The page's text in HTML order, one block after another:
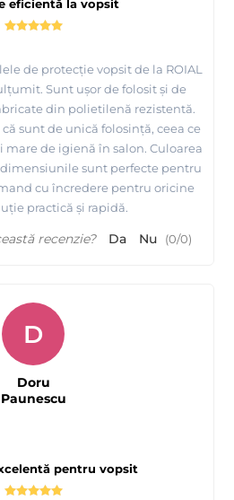
eficientă la vopsit
de protecție vopsit de la ROIAL
Sunt ușor de folosit și de
din polietilenă rezistentă.
sunt de unică folosință, ceea ce
de igienă în salon. Culoarea
sunt perfecte pentru
cu încredere pentru oricine
practică și rapidă.
recenzie? Da Nu (0/0)
pentru vopsit
D
Doru
Paunescu